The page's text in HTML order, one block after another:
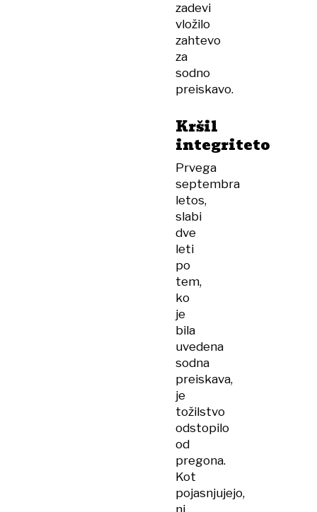
zadevi
vložilo
zahtevo
za
sodno
preiskavo.
Kršil
integriteto
Prvega
septembra
letos,
slabi
dve
leti
po
tem,
ko
je
bila
uvedena
sodna
preiskava,
je
tožilstvo
odstopilo
od
pregona.
Kot
pojasnjujejo,
ni